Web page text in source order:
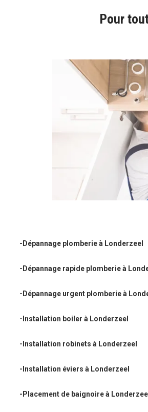
Pour
-Dépannage plomberie à Londerzeel
-Dépannage rapide plomberie à
-Dépannage urgent plomberie à
-Installation boiler à Londerzeel
-Installation robinets à Londerzeel
-Installation éviers à Londerzeel
-Placement de baignoire à Londerzeel